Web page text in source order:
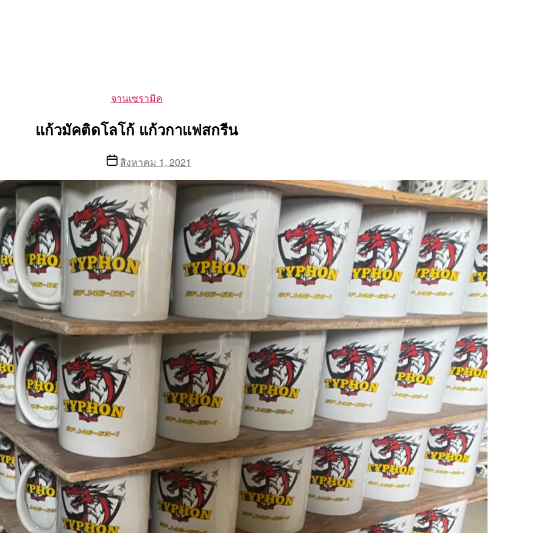
Categories
จานเซรามิค
แก้วมัคติดโลโก้ แก้วกาแฟสกรีน
Postสิงหาคม 1, 2021